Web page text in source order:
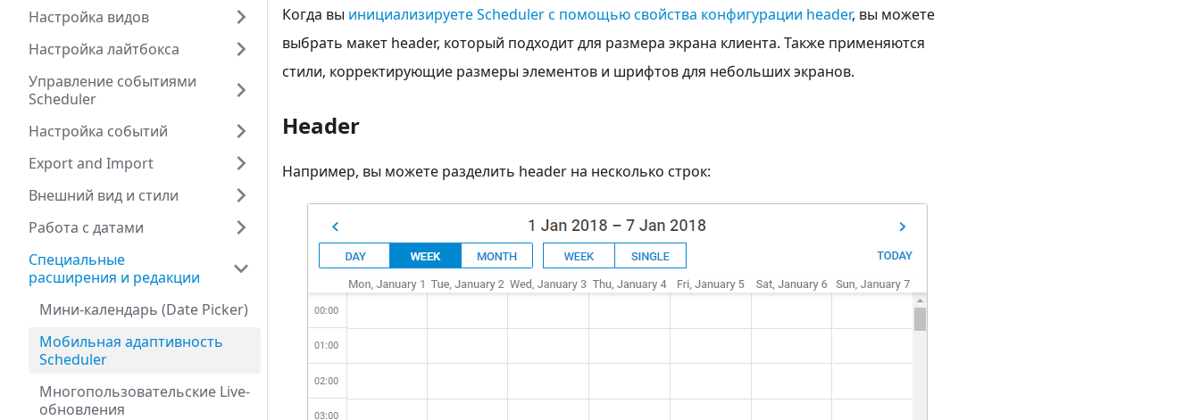
Настройка видов
Настройка лайтбокса
Управление событиями
Scheduler
Настройка событий
Export and Import
Внешний вид и стили
Работа с датами
Специальные
расширения и редакции
Мини-календарь (Date Picker)
Мобильная адаптивность
Scheduler
Многопользовательские Live-
обновления
Когда вы инициализируете Scheduler с помощью свойства конфигурации header, вы можете
выбрать макет header, который подходит для размера экрана клиента. Также применяются
стили, корректирующие размеры элементов и шрифтов для небольших экранов.
Header
Например, вы можете разделить header на несколько строк: